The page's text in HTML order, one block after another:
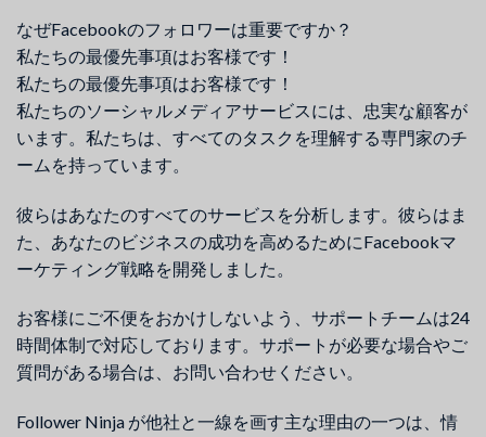
なぜFacebookのフォロワーは重要ですか？
私たちの最優先事項はお客様です！
私たちの最優先事項はお客様です！
私たちのソーシャルメディアサービスには、忠実な顧客が
います。私たちは、すべてのタスクを理解する専門家のチ
ームを持っています。
彼らはあなたのすべてのサービスを分析します。彼らはま
た、あなたのビジネスの成功を高めるためにFacebookマ
ーケティング戦略を開発しました。
お客様にご不便をおかけしないよう、サポートチームは24
時間体制で対応しております。サポートが必要な場合やご
質問がある場合は、お問い合わせください。
Follower Ninja が他社と一線を画す主な理由の一つは、情